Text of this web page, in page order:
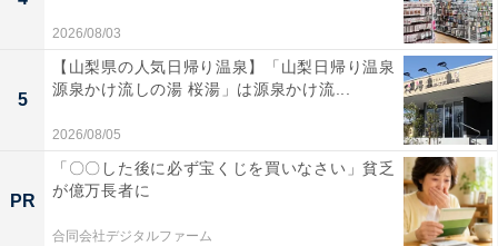
2026/08/03
5
【山梨県の人気日帰り温泉】「山梨日帰り温泉
源泉かけ流しの湯 桜湯」は源泉かけ流...
2026/08/05
PR
「〇〇した後に必ず宝くじを買いなさい」貧乏
が億万長者に
合同会社デジタルファーム